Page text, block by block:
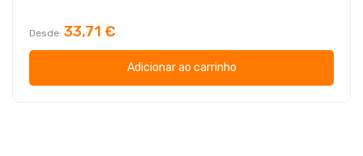
Desde 33,71 €
Adicionar ao carrinho